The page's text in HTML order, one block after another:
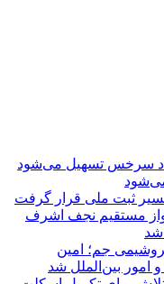
سرخس تسهیل می‌شود
مستقیم نجف اشرف
شد
جم؛ امین
امور بین‌الملل شد